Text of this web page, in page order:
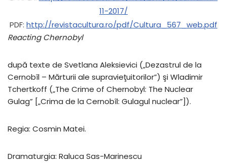
11-2017/
PDF: http://revistacultura.ro/pdf/Cultura_567_web.pdf
Reacting Chernobyl
după texte de Svetlana Aleksievici („Dezastrul de la
Cernobîl – Mărturii ale supravieţuitorilor”) şi Wladimir
Tchertkoff („The Crime of Chernobyl: The Nuclear
Gulag” [„Crima de la Cernobîl: Gulagul nuclear”]).
Regia: Cosmin Matei.
Dramaturgia: Raluca Sas-Marinescu